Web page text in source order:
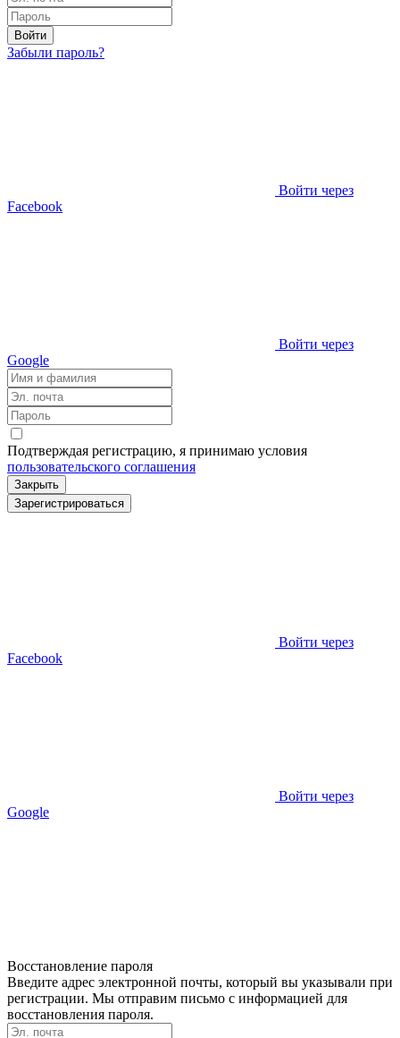
Войти
Забыли пароль?
Войти через
Facebook
Войти через
Google
Подтверждая регистрацию, я принимаю условия
пользовательского соглашения
Закрыть
Зарегистрироваться
Войти через
Facebook
Войти через
Google
Восстановление пароля
Введите адрес электронной почты, который вы указывали при
регистрации. Мы отправим письмо с информацией для
восстановления пароля.